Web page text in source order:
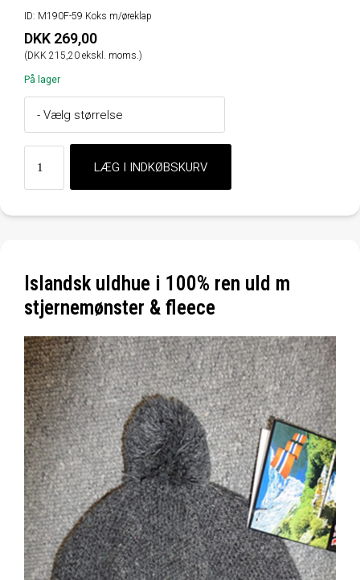
ID: M190F-59 Koks m/øreklap
DKK 269,00
(DKK 215,20 ekskl. moms.)
På lager
Islandsk uldhue i 100% ren uld m
stjernemønster & fleece